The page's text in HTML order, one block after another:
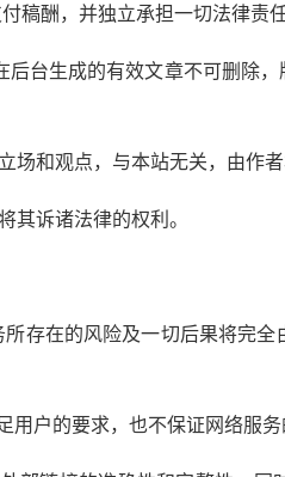
稿酬，并独立承担一切法律责任
台生成的有效文章不可删除
场和观点，与本站无关，由作者
其诉诸法律的权利。
存在的风险及一切后果将完
户的要求，也不保证网络服务